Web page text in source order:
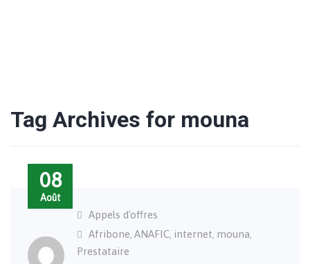
Tag Archives for mouna
08
Août
Appels d'offres
Afribone, ANAFIC, internet, mouna,
Prestataire